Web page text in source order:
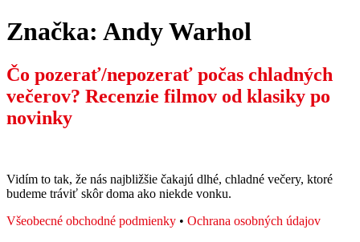
Značka: Andy Warhol
Čo pozerať/nepozerať počas chladných
večerov? Recenzie filmov od klasiky po
novinky
Vidím to tak, že nás najbližšie čakajú dlhé, chladné večery, ktoré
budeme tráviť skôr doma ako niekde vonku.
Všeobecné obchodné podmienky • Ochrana osobných údajov